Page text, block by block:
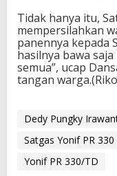
Tidak hanya itu,
mempersilahkan
panennya kepada
hasilnya bawa
semua”, ucap
tangan
Dedy Pungky
Satgas Yonif PR 330
Yonif PR 330/TD